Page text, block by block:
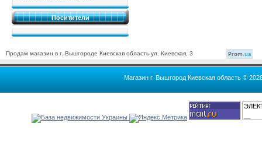
Поситители
Продам магазин в г. Вышгороде Киевская область ул. Киевская, 3 Prom.ua
Магазин г. Вышгород Киевская область ©